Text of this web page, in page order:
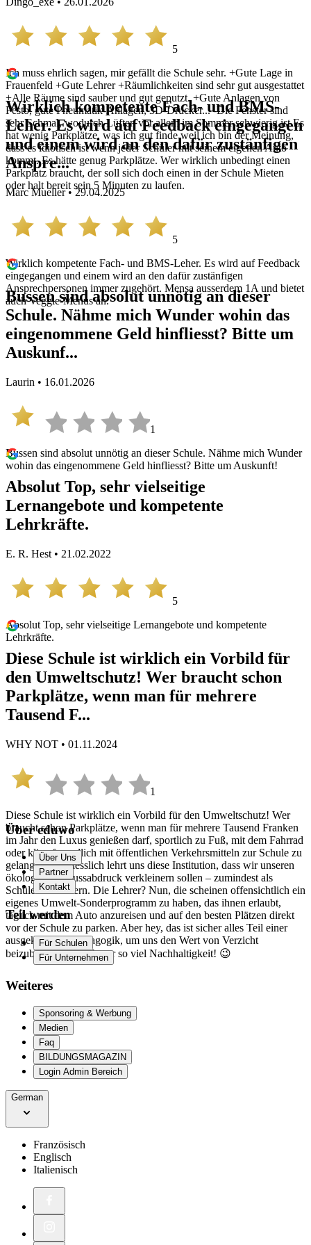
5
Ich muss ehrlich sagen, mir gefällt die Schule sehr. +Gute Lage in
Frauenfeld +Gute Lehrer +Räumlichkeiten sind sehr gut ausgestattet
+Alle Räume sind sauber und gut geputzt. +Gute Anlagen von
Festo, gute Pneumatik-Anlagen, 3D-Drucker... -Die Fenster sind
sehr Schmal, wodurch Lüften vor allem im Sommer schwierig ist Es
hat wenig Parkplätze, was ich gut finde weil ich bin der Meinung,
dass es idiotisch ist wenn jeder Schüler mit seinem eigenen Auto
kommt. Es hätte genug Parkplätze. Wer wirklich unbedingt einen
Parkplatz braucht, der soll sich doch einen in der Schule Mieten
oder halt bereit sein 5 Minuten zu laufen.
Wirklich kompetente Fach- und BMS-
Leher. Es wird auf Feedback eingegangen
und einem wird an den dafür zustänfigen
Anspre...
Marc Mueller • 29.04.2025
5
Wirklich kompetente Fach- und BMS-Leher. Es wird auf Feedback
eingegangen und einem wird an den dafür zustänfigen
Ansprechpersonen immer zugehört. Mensa ausserdem 1A und bietet
auch Veggie-Menus an.
Bussen sind absolut unnötig an dieser
Schule. Nähme mich Wunder wohin das
eingenommene Geld hinfliesst? Bitte um
Auskunf...
Laurin • 16.01.2026
1
Bussen sind absolut unnötig an dieser Schule. Nähme mich Wunder
wohin das eingenommene Geld hinfliesst? Bitte um Auskunft!
Absolut Top, sehr vielseitige
Lernangebote und kompetente
Lehrkräfte.
E. R. Hest • 21.02.2022
5
Absolut Top, sehr vielseitige Lernangebote und kompetente
Lehrkräfte.
Diese Schule ist wirklich ein Vorbild für
den Umweltschutz! Wer braucht schon
Parkplätze, wenn man für mehrere
Tausend F...
WHY NOT • 01.11.2024
1
Diese Schule ist wirklich ein Vorbild für den Umweltschutz! Wer
braucht schon Parkplätze, wenn man für mehrere Tausend Franken
im Jahr den Luxus genießen darf, sportlich zu Fuß, mit dem Fahrrad
oder klimafreundlich mit öffentlichen Verkehrsmitteln zur Schule zu
gelangen? Schliesslich lehrt uns diese Institution, dass wir unseren
ökologischen Fussabdruck verkleinern sollen – zumindest als
Schüler und Eltern. Die Lehrer? Nun, die scheinen offensichtlich ein
eigenes Umwelt-Sonderprogramm zu haben, das ihnen erlaubt,
täglich mit dem Auto anzureisen und auf den besten Plätzen direkt
vor der Schule zu parken. Aber hey, das ist sicher alles Teil einer
ausgeklügelten Pädagogik, um uns den Wert von Verzicht
beizubringen. Hut ab vor so viel Nachhaltigkeit! 😉
Über eduwo
Über Uns
Partner
Kontakt
Teil werden
Für Schulen
Für Unternehmen
Weiteres
Sponsoring & Werbung
Medien
Faq
BILDUNGSMAGAZIN
Login Admin Bereich
German
Französisch
Englisch
Italienisch